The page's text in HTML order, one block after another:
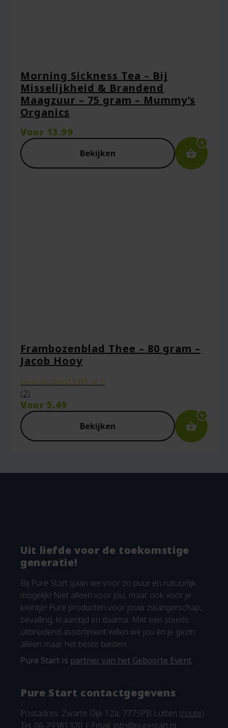
Morning Sickness Tea – Bij
Misselijkheid & Brandend
Maagzuur – 75 gram – Mummy’s
Organics
Voor 13.99
Bekijken
Frambozenblad Thee – 80 gram –
Jacob Hooy
Gewaardeerd 5.00 uit 5
(2)
Voor 5.49
Bekijken
Uit liefde voor de toekomstige
generatie!
Bij Pure Start gaan we voor zo puur en natuurlijk
mogelijk! Niet alleen voor jou, maar ook voor je
kleintje! Pure producten voor jouw zwangerschap,
bevalling, kraamtijd en daarna. Met een steeds
uitbreidend assortiment willen we jou én je gezin
alleen maar het beste bieden!
Pure Start is partner van het Geboorte Event.
Pure Start contactgegevens
Postadres: Zwarte Dijk 12a, 7775PB Lutten (route)
Tel: 06-29381320 | Email: info@purestart.nl